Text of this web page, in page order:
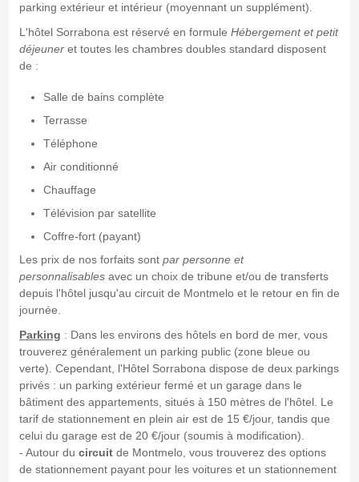
parking extérieur et intérieur (moyennant un supplément).
L'hôtel Sorrabona est réservé en formule Hébergement et petit
déjeuneret toutes les chambres doubles standard disposent
de :
Salle de bains complète
Terrasse
Téléphone
Air conditionné
Chauffage
Télévision par satellite
Coffre-fort (payant)
Les prix de nos forfaits sont par personne et
personnalisablesavec un choix de tribune et/ou de transferts
depuis l'hôtel jusqu'au circuit de Montmelo et le retour en fin de
journée.
Parking : Dans les environs des hôtels en bord de mer, vous
trouverez généralement un parking public (zone bleue ou
verte). Cependant, l'Hôtel Sorrabona dispose de deux parkings
privés : un parking extérieur fermé et un garage dans le
bâtiment des appartements, situés à 150 mètres de l'hôtel. Le
tarif de stationnement en plein air est de 15 €/jour, tandis que
celui du garage est de 20 €/jour (soumis à modification).
- Autour du circuitde Montmelo, vous trouverez des options
de stationnement payant pour les voitures et un stationnement